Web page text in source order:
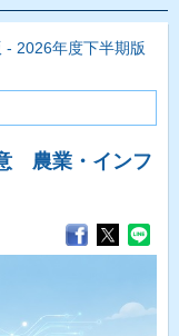
- 2026年度下半期版
農業・インフ